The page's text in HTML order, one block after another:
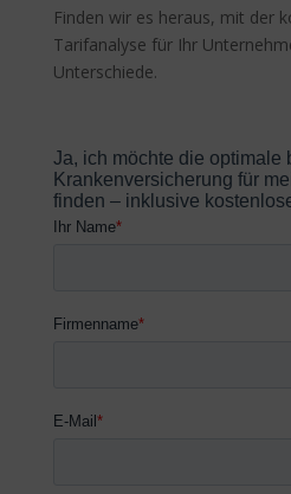
Finden wir es heraus, mit der
Tarifanalyse für Ihr
Unterschiede.